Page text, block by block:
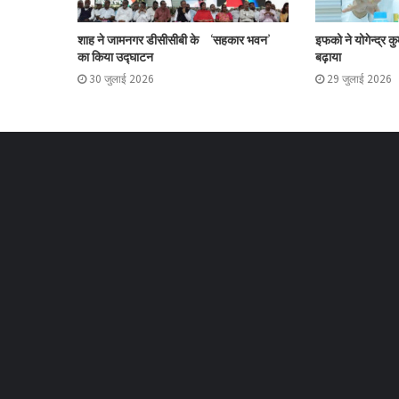
शाह ने जामनगर डीसीसीबी के ‘सहकार भवन’
का किया उद्घाटन
30 जुलाई 2026
इफको ने योगेन्द्र
बढ़ाया
29 जुलाई 2026